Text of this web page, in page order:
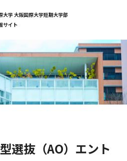
大学 大阪国際大学短期大学部
サイト
選抜（AO）エント